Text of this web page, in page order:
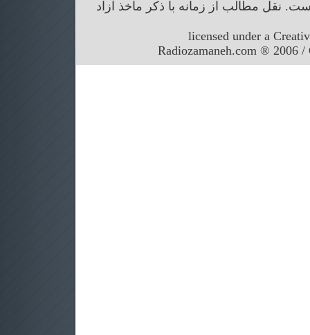
نقل مطالب از زمانه با ذکر ماخذ آزاد
licensed under a